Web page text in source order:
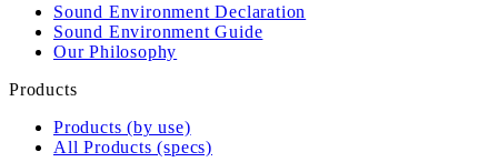
Sound Environment Declaration
Sound Environment Guide
Our Philosophy
Products
Products (by use)
All Products (specs)